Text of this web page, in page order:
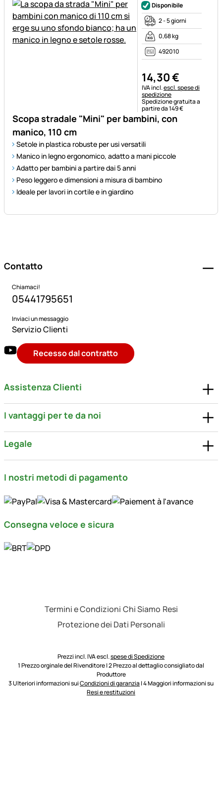
Scopa stradale "Mini" per bambini, con
manico, 110 cm
Setole in plastica robuste per usi versatili
Manico in legno ergonomico, adatto a mani piccole
Adatto per bambini a partire dai 5 anni
Peso leggero e dimensioni a misura di bambino
Ideale per lavori in cortile e in giardino
Disponibile
2 - 5 giorni
0,68 kg
492010
14,30€
Informazioni fiscali:
IVA incl.escl. spese di
spedizione
Spedizione gratuita a
partire da 149 €
Contatto
Chiamaci!
05441795651
Inviaci un messaggio
Servizio Clienti
Recesso dal contratto
Assistenza Clienti
I vantaggi per te da noi
Legale
I nostri metodi di pagamento
Consegna veloce e sicura
Termini e Condizioni Chi Siamo Resi
Protezione dei Dati Personali
Prezzi incl. IVA escl.spese di Spedizione
1 Prezzo orginale del Rivenditore | 2 Prezzo al dettaglio consigliato dal
Produttore
3 Ulteriori informazioni suiCondizioni di garanzia | 4 Maggiori informazioni su
Resi e restituzioni